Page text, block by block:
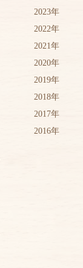
2023年
2022年
2021年
2020年
2019年
2018年
2017年
2016年